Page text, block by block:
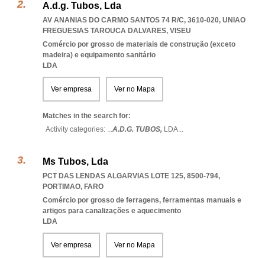
A.d.g. Tubos, Lda
AV ANANIAS DO CARMO SANTOS 74 R/C, 3610-020, UNIAO
FREGUESIAS TAROUCA DALVARES, VISEU
Comércio por grosso de materiais de construção (exceto
madeira) e equipamento sanitário
LDA
Ver empresa Ver no Mapa
Matches in the search for:
Activity categories: ...A.D.G. TUBOS, LDA...
Ms Tubos, Lda
PCT DAS LENDAS ALGARVIAS LOTE 125, 8500-794,
PORTIMAO, FARO
Comércio por grosso de ferragens, ferramentas manuais e
artigos para canalizações e aquecimento
LDA
Ver empresa Ver no Mapa